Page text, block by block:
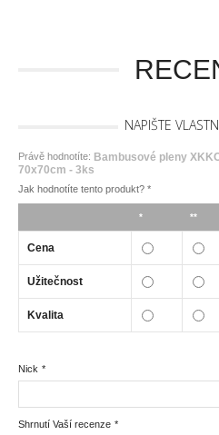
NAPIŠTE
Právě hodnotíte: Bambusové pleny
70x70cm - 3ks
Jak hodnotíte tento produkt? *
* **
Cena
Užitečnost
Kvalita
*
Nick
*
Shrnutí Vaší recenze